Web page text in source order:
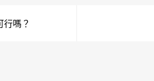
行嗎？